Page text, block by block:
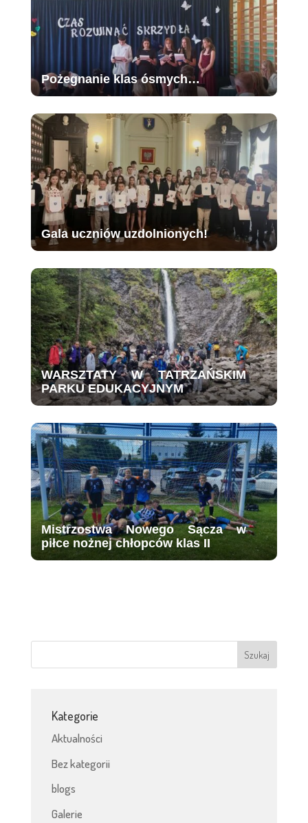
Pożegnanie klas ósmych…
Gala uczniów uzdolnionych!
WARSZTATY W TATRZAŃSKIM
PARKU EDUKACYJNYM
Mistrzostwa Nowego Sącza w
piłce nożnej chłopców klas II
Kategorie
Aktualności
Bez kategorii
blogs
Galerie